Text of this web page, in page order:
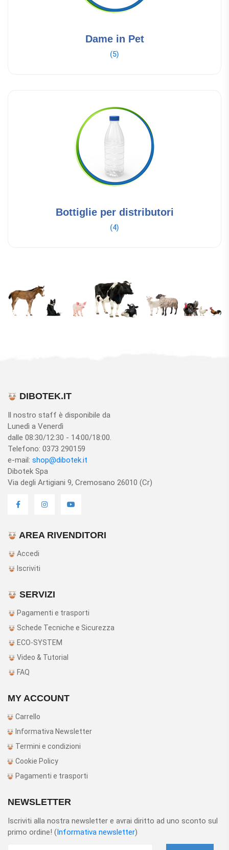
Dame in Pet
(5)
Bottiglie per distributori
(4)
DIBOTEK.IT
Il nostro staff è disponibile da
Lunedì a Venerdì
dalle 08:30/12:30 - 14:00/18:00.
Telefono: 0373 290159
e-mail: shop@dibotek.it
Dibotek Spa
Via degli Artigiani 9, Cremosano 26010 (Cr)
AREA RIVENDITORI
Accedi
Iscriviti
SERVIZI
Pagamenti e trasporti
Schede Tecniche e Sicurezza
ECO-SYSTEM
Video & Tutorial
FAQ
MY ACCOUNT
Carrello
Informativa Newsletter
Termini e condizioni
Cookie Policy
Pagamenti e trasporti
NEWSLETTER
Iscriviti alla nostra newsletter e avrai diritto ad uno sconto sul
primo ordine! (Informativa newsletter)